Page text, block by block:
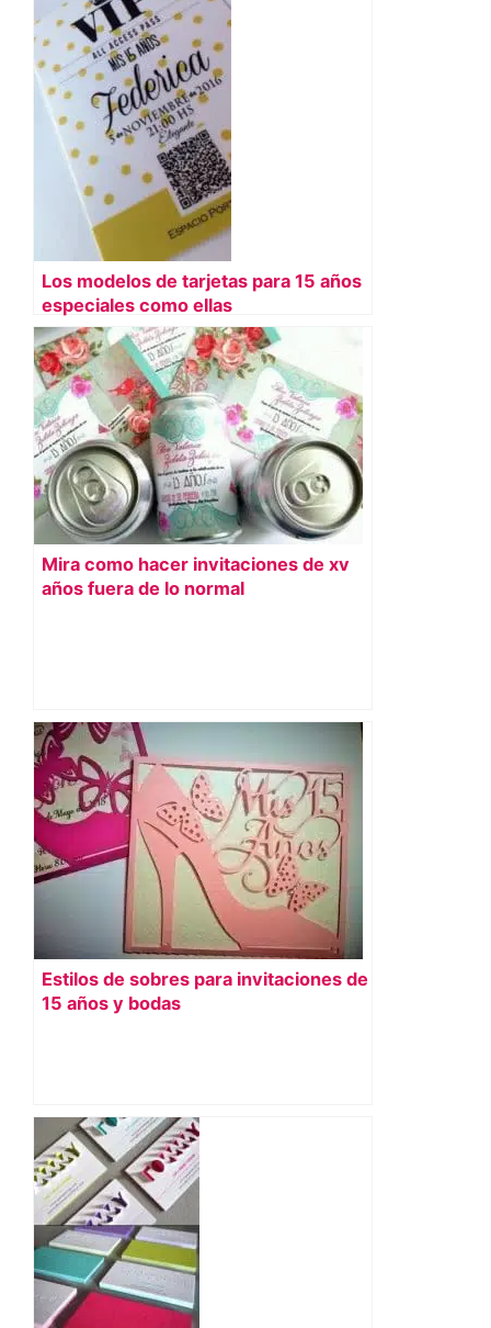
Los modelos de tarjetas para 15 años
especiales como ellas
Mira como hacer invitaciones de xv
años fuera de lo normal
Estilos de sobres para invitaciones de
15 años y bodas